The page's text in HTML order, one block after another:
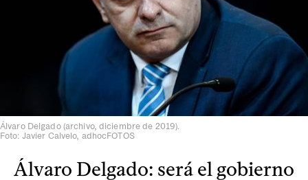
Álvaro Delgado (archivo, diciembre de 2019).
Foto: Javier Calvelo, adhocFOTOS
Álvaro Delgado: será el gobierno